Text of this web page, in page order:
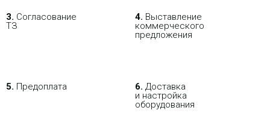
3. Согласование
ТЗ
4. Выставление
коммерческого
предложения
5. Предоплата 6. Доставка
и настройка
оборудования